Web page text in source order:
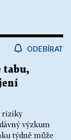
ODEBÍRAT
tabu,
riziky
výzkum
týdně může